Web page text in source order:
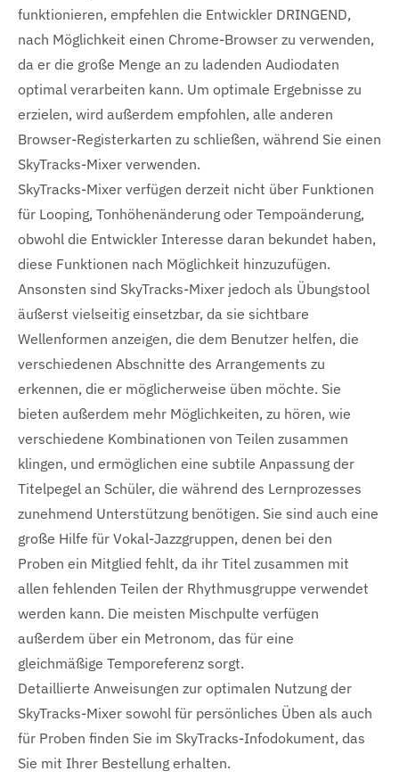
funktionieren, empfehlen die Entwickler DRINGEND,
nach Möglichkeit einen Chrome-Browser zu verwenden,
da er die große Menge an zu ladenden Audiodaten
optimal verarbeiten kann. Um optimale Ergebnisse zu
erzielen, wird außerdem empfohlen, alle anderen
Browser-Registerkarten zu schließen, während Sie einen
SkyTracks-Mixer verwenden.
SkyTracks-Mixer verfügen derzeit nicht über Funktionen
für Looping, Tonhöhenänderung oder Tempoänderung,
obwohl die Entwickler Interesse daran bekundet haben,
diese Funktionen nach Möglichkeit hinzuzufügen.
Ansonsten sind SkyTracks-Mixer jedoch als Übungstool
äußerst vielseitig einsetzbar, da sie sichtbare
Wellenformen anzeigen, die dem Benutzer helfen, die
verschiedenen Abschnitte des Arrangements zu
erkennen, die er möglicherweise üben möchte. Sie
bieten außerdem mehr Möglichkeiten, zu hören, wie
verschiedene Kombinationen von Teilen zusammen
klingen, und ermöglichen eine subtile Anpassung der
Titelpegel an Schüler, die während des Lernprozesses
zunehmend Unterstützung benötigen. Sie sind auch eine
große Hilfe für Vokal-Jazzgruppen, denen bei den
Proben ein Mitglied fehlt, da ihr Titel zusammen mit
allen fehlenden Teilen der Rhythmusgruppe verwendet
werden kann. Die meisten Mischpulte verfügen
außerdem über ein Metronom, das für eine
gleichmäßige Temporeferenz sorgt.
Detaillierte Anweisungen zur optimalen Nutzung der
SkyTracks-Mixer sowohl für persönliches Üben als auch
für Proben finden Sie im SkyTracks-Infodokument, das
Sie mit Ihrer Bestellung erhalten.